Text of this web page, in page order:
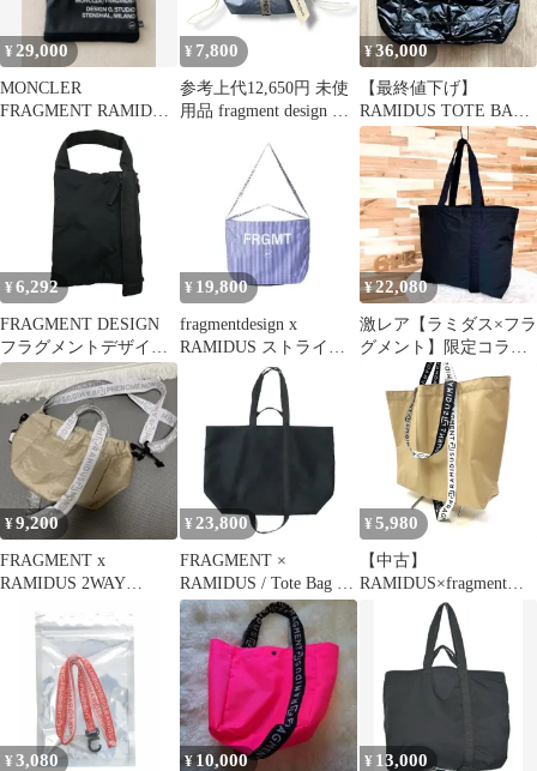
96906A3
¥ 29,000
MONCLER
FRAGMENT RAMIDUS
サコッシュ ラミダス
¥ 7,800
参考上代12,650円 未使
用品 fragment design ×
DRAWSTRING POUCH
フラグメントドロース
トリングポーチ バッグ
鞄 コラボ ラミダス フ
ラグメントデザイン
B008109 ブルー O/S
1540A2
¥36,000
【最終値下げ】
RAMIDUS TOTE BAG
MIRAGE fragment
¥ 6,292
FRAGMENT DESIGN
フラグメントデザイン
× RAMIDUS ラミダス
ポーチ ナイロン ブラッ
ク系【極上美品】【中
古】
¥ 19,800
fragmentdesign x
RAMIDUS ストライ
プ ショルダー トー
¥22,080
激レア【ラミダス×フラ
グメント】限定コラボ
マスターネイビー トー
トバッグL 紺
¥9,200
FRAGMENT x
RAMIDUS 2WAY
¥ 23,800
FRAGMENT ×
RAMIDUS / Tote Bag 伊
勢丹ポップアップ限定
¥ 5,980
【中古】
RAMIDUS×fragment
design | ラミダス×フラ
グメント デザイン
TOTE BAG (L) トート
バッグ ベージュ【尾張
小牧店】【専】
¥ 3,080 ¥ 10,000 ¥ 13,000